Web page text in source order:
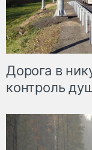
Дорога в
контроль